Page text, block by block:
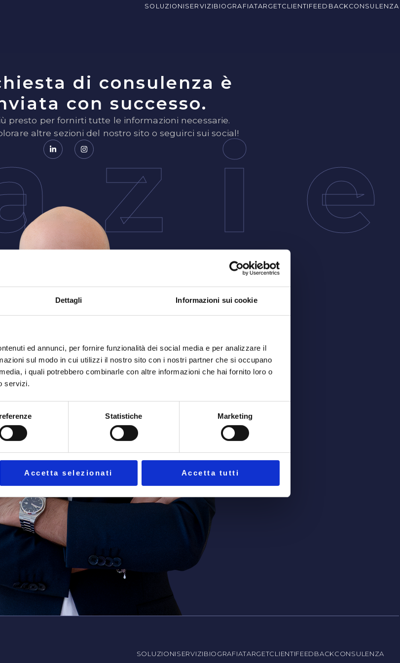
Dettagli Informazioni sui cookie
ed annunci, per fornire funzionalità dei social media e per analizzare il
sul modo in cui utilizzi il nostro sito con i nostri partner che si occupano
i quali potrebbero combinarle con altre informazioni che hai fornito loro o
servizi.
Statistiche Marketing
Accetta selezionati Accetta tutti
SOLUZIONI SERVIZI BIOGRAFIATARGETCLIENTI FEEDBACKCONSULENZA
di consulenza è
con successo.
presto per fornirti tutte le informazioni necessarie.
altre sezioni del nostro sito o seguirci sui social!
SOLUZIONISERVIZIBIOGRAFIATARGETCLIENTIFEEDBACKCONSULENZA